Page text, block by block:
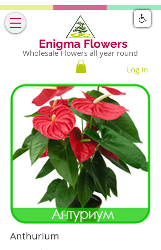
Enigma Flowers
Log In
Wholesale Flowers all year round
Anthurium